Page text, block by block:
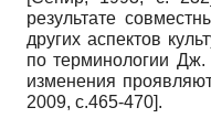
результате
других аспектов
по терминологии
изменения
2009, с.465-470].